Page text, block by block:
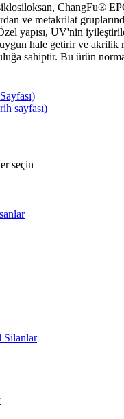
ChangFu®
ve metakrilat
yapısı, UV'nin
hale getirir ve akrilik
sahiptir. Bu ürün
sayfası)
seçin